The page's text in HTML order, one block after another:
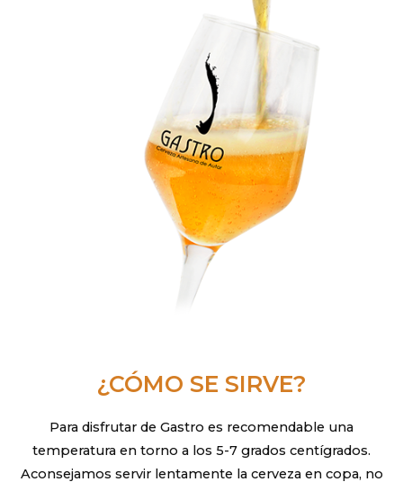
¿CÓMO SE SIRVE?
Para disfrutar de Gastro es recomendable una
temperatura en torno a los 5-7 grados centígrados.
Aconsejamos servir lentamente la cerveza en copa, no